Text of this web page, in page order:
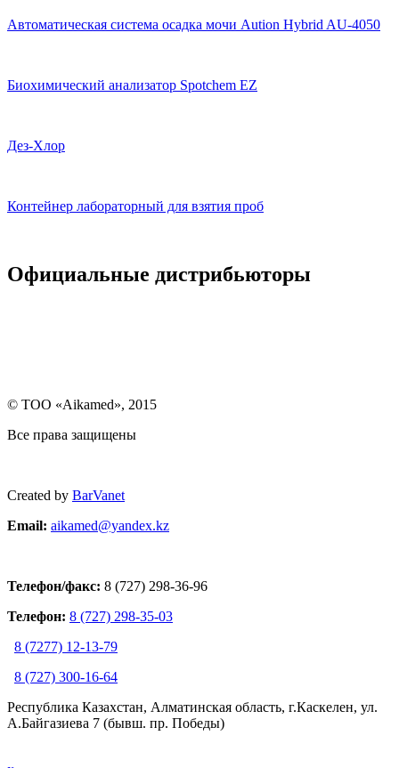
Автоматическая система осадка мочи Aution Hybrid AU-4050
Биохимический анализатор Spotchem EZ
Дез-Хлор
Контейнер лабораторный для взятия проб
Официальные дистрибьюторы
© ТОО «Aikamed», 2015
Все права защищены
Created by BarVanet
Email: aikamed@yandex.kz
Телефон/факс: 8 (727) 298-36-96
Телефон: 8 (727) 298-35-03
8 (7277) 12-13-79
8 (727) 300-16-64
Республика Казахстан, Алматинская область, г.Каскелен, ул.
А.Байгазиева 7 (бывш. пр. Победы)